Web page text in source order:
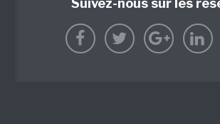
Suivez-nous sur les